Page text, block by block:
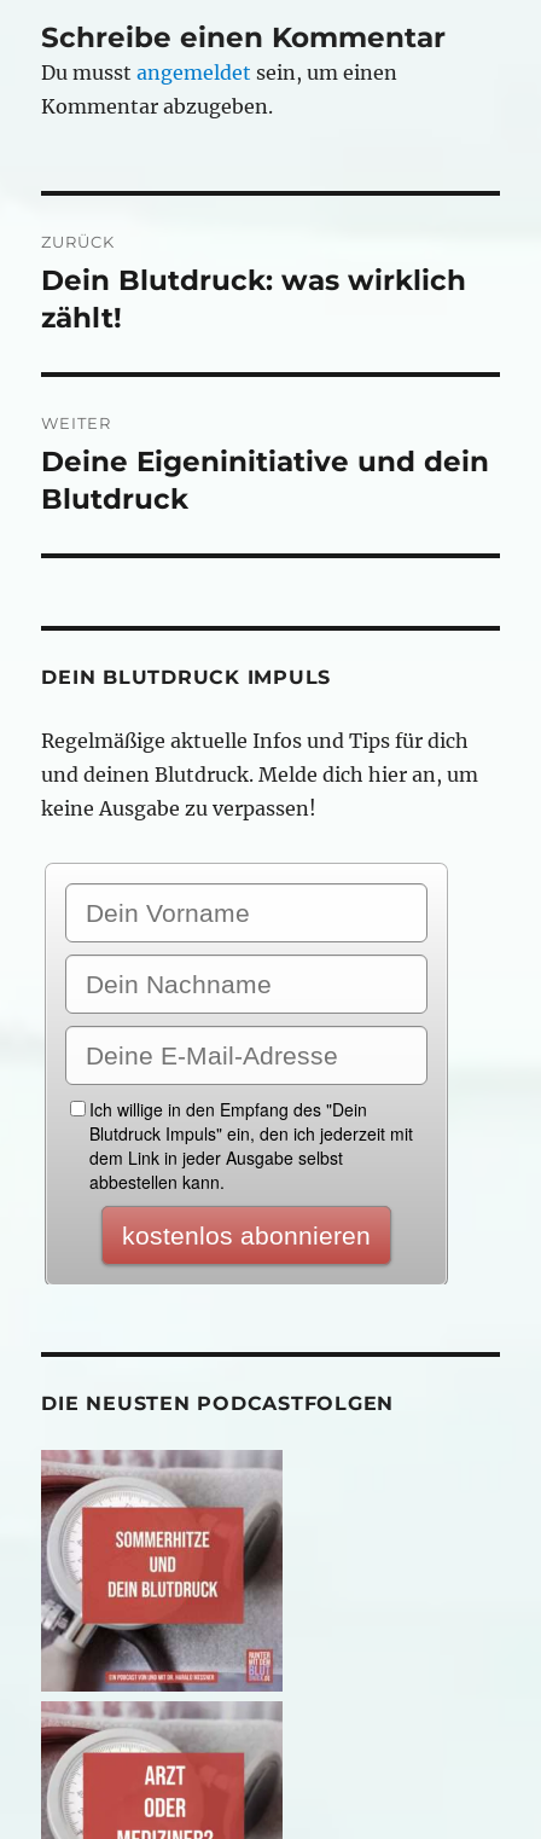
Schreibe einen Kommentar
Du musstangemeldet sein, um einen
Kommentar abzugeben.
ZURÜCK
Vorheriger
Beitrag:
Dein Blutdruck: was wirklich
zählt!
WEITER
Nächster
Beitrag:
Deine Eigeninitiative und dein
Blutdruck
DEIN BLUTDRUCK IMPULS
Regelmäßige aktuelle Infos und Tips für dich
und deinen Blutdruck. Melde dich hier an, um
keine Ausgabe zu verpassen!
DIE NEUSTEN PODCASTFOLGEN